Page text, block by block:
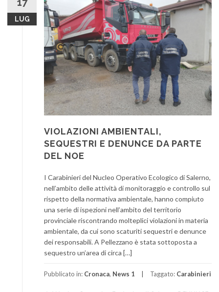
LUG
VIOLAZIONI AMBIENTALI,
SEQUESTRI E DENUNCE DA PARTE
DEL NOE
I Carabinieri del Nucleo Operativo Ecologico di Salerno,
nell’ambito delle attività di monitoraggio e controllo sul
rispetto della normativa ambientale, hanno compiuto
una serie di ispezioni nell’ambito del territorio
provinciale riscontrando molteplici violazioni in materia
ambientale, da cui sono scaturiti sequestri e denunce
dei responsabili. A Pellezzano è stata sottoposta a
sequestro un’area di circa […]
Pubblicato in: Cronaca, News 1 Taggato: Carabinieri